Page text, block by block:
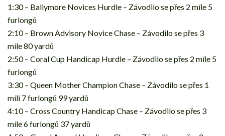
1:30 – Ballymore Novices Hurdle – Závodilo se přes 2 míle 5
furlongů
2:10 – Brown Advisory Novice Chase – Závodilo se přes 3
míle 80 yardů
2:50 – Coral Cup Handicap Hurdle – Závodilo se přes 2 míle 5
furlongů
3:30 – Queen Mother Champion Chase – Závodilo se přes 1
míli 7 furlongů 99 yardů
4:10 – Cross Country Handicap Chase – Závodilo se přes 3
míle 6 furlongů 37 yardů